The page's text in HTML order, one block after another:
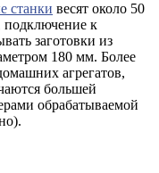
станки весят около 50
подключение к
заготовки из
180 мм. Более
агрегатов,
большей
обрабатываемой